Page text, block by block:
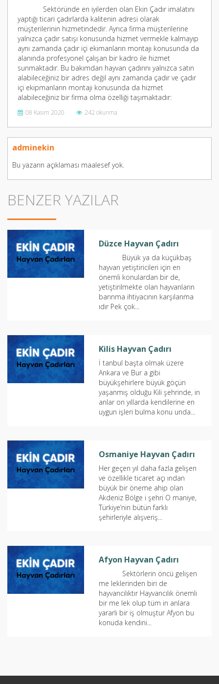
Sektöründe en iyilerden olan Ekin Çadır imalatını
yaptığı ticari çadırlarda kalitenin adresi olarak
müşterilerinin hizmetindedir. Ayrıca firma müşterilerine
yalnızca çadır satışı konusunda hizmet vermekle kalmayıp
aynı zamanda çadır içi ekimanların montajı konusunda da
alanında profesyonel çalışan bir kadro ile hizmet
sunmaktadır. Bu bakımdan hayvan çadırını yalnızca satın
alabileceğiniz bir adres değil aynı zamanda çadır ve çadır
içi ekipmanların montajı konusunda da hizmet
alabileceğiniz bir firma olma özelliği taşımaktadır:
08 Kasım 2020 242 okunma
adminekin
Bu yazarın açıklaması maalesef yok.
BENZER YAZILAR
Düzce Hayvan Çadırı
Büyük ya da küçükbaş
hayvan yetiştiricileri için en
önemli konulardan bir de,
yetiştirilmekte olan hayvanların
barınma ihtiyacının karşılanma
ıdır Pek çok...
Kilis Hayvan Çadırı
İ tanbul başta olmak üzere
Ankara ve Bur a gibi
büyükşehirlere büyük göçün
yaşanmış olduğu Kili şehrinde, in
anlar on yıllarda kendilerine en
uygun işleri bulma konu unda...
Osmaniye Hayvan Çadırı
Her geçen yıl daha fazla gelişen
ve özellikle ticaret açı ından
büyük bir öneme ahip olan
Akdeniz Bölge i şehri O maniye,
Türkiye’nin bütün farklı
şehirleriyle alışveriş...
Afyon Hayvan Çadırı
Sektörlerin öncü gelişen
me leklerinden biri de
hayvancılıktır Hayvancılık önemli
bir me lek olup tüm in anlara
yararlı bir iş olmuştur Afyon bu
konuda kendini...